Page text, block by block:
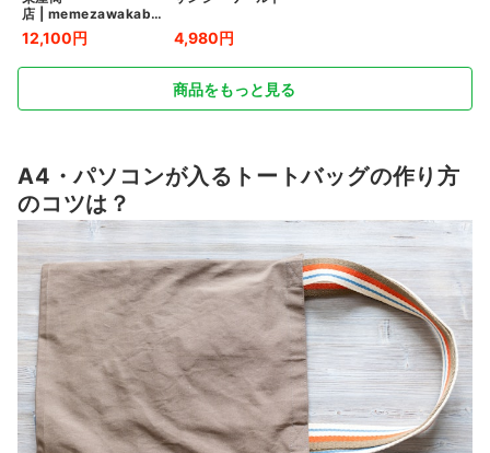
店
memezawakaba
n
12,100円 4,980円
商品をもっと見る
A4・パソコンが入るトートバッグの作り方
のコツは？